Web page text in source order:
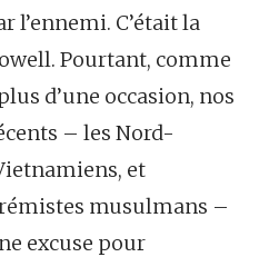
l’ennemi. C’était la
Pourtant, comme
d’une occasion, nos
– les Nord-
et
musulmans –
excuse pour